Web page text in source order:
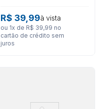
R$ 39,99à vista
ou 1x de R$ 39,99 no
cartão de crédito sem
juros